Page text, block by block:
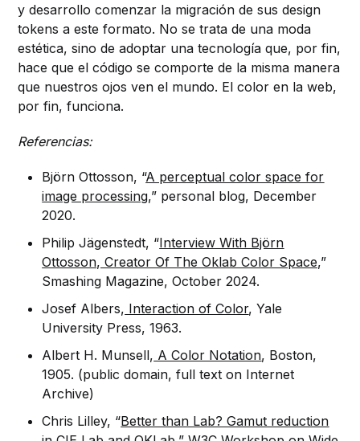
y desarrollo comenzar la migración de sus design
tokens a este formato. No se trata de una moda
estética, sino de adoptar una tecnología que, por fin,
hace que el código se comporte de la misma manera
que nuestros ojos ven el mundo. El color en la web,
por fin, funciona.
Referencias:
Björn Ottosson, “A perceptual color space for
image processing,” personal blog, December
2020.
Philip Jägenstedt, “Interview With Björn
Ottosson, Creator Of The Oklab Color Space,”
Smashing Magazine, October 2024.
Josef Albers, Interaction of Color, Yale
University Press, 1963.
Albert H. Munsell, A Color Notation, Boston,
1905. (public domain, full text on Internet
Archive)
Chris Lilley, “Better than Lab? Gamut reduction